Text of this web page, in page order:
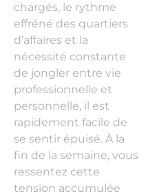
chargés, le rythme
effréné des quartiers
d’affaires et la
nécessité constante
de jongler entre vie
professionnelle et
personnelle, il est
rapidement facile de
se sentir épuisé. À la
fin de la semaine, vous
ressentez cette
tension accumulée